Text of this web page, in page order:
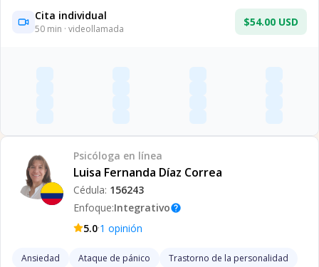
Cita individual
50 min · videollamada
$54.00 USD
Psicóloga en línea
Luisa Fernanda Díaz Correa
Cédula: 156243
Enfoque:Integrativohelp
5.0·1 opinión
Ansiedad Ataque de pánico
Trastorno de la personalidad